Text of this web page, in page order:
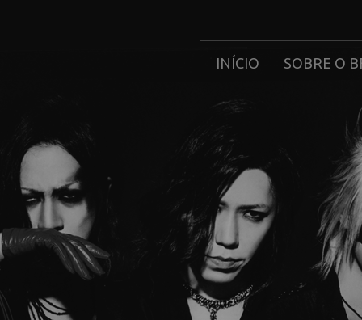
INÍCIO SOBRE O